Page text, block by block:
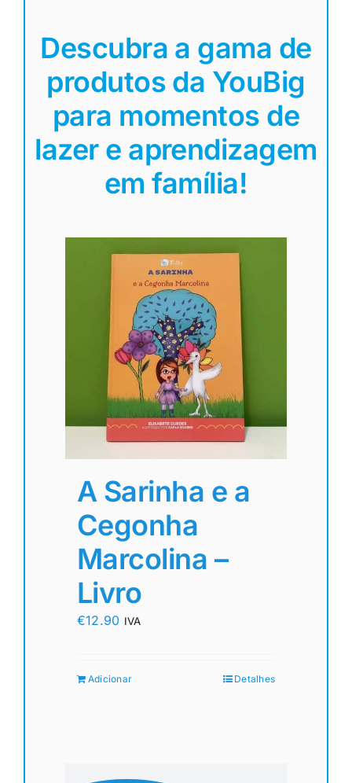
Descubra a gama de
produtos da YouBig
para momentos de
lazer e aprendizagem
em família!
A Sarinha e a
Cegonha
Marcolina –
Livro
€12.90 IVA
Adicionar Detalhes